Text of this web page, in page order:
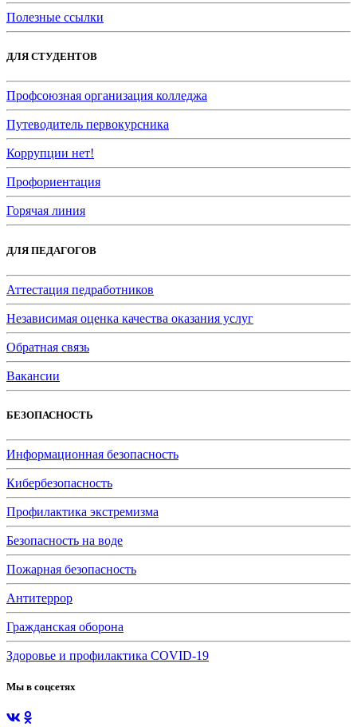
Полезные ссылки
ДЛЯ СТУДЕНТОВ
Профсоюзная организация колледжа
Путеводитель первокурсника
Коррупции нет!
Профориентация
Горячая линия
ДЛЯ ПЕДАГОГОВ
Аттестация педработников
Независимая оценка качества оказания услуг
Обратная связь
Вакансии
БЕЗОПАСНОСТЬ
Информационная безопасность
Кибербезопасность
Профилактика экстремизма
Безопасность на воде
Пожарная безопасность
Антитеррор
Гражданская оборона
Здоровье и профилактика COVID-19
Мы в соцсетях